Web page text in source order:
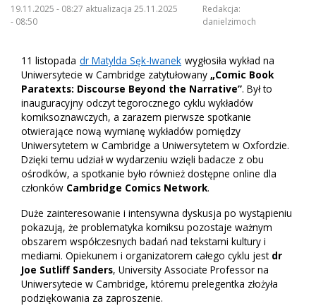
19.11.2025 - 08:27 aktualizacja 25.11.2025
- 08:50
Redakcja:
danielzimoch
11 listopada dr Matylda Sęk-Iwanek wygłosiła wykład na
Uniwersytecie w Cambridge zatytułowany „Comic Book
Paratexts: Discourse Beyond the Narrative”. Był to
inauguracyjny odczyt tegorocznego cyklu wykładów
komiksoznawczych, a zarazem pierwsze spotkanie
otwierające nową wymianę wykładów pomiędzy
Uniwersytetem w Cambridge a Uniwersytetem w Oxfordzie.
Dzięki temu udział w wydarzeniu wzięli badacze z obu
ośrodków, a spotkanie było również dostępne online dla
członków Cambridge Comics Network.
Duże zainteresowanie i intensywna dyskusja po wystąpieniu
pokazują, że problematyka komiksu pozostaje ważnym
obszarem współczesnych badań nad tekstami kultury i
mediami. Opiekunem i organizatorem całego cyklu jest dr
Joe Sutliff Sanders, University Associate Professor na
Uniwersytecie w Cambridge, któremu prelegentka złożyła
podziękowania za zaproszenie.